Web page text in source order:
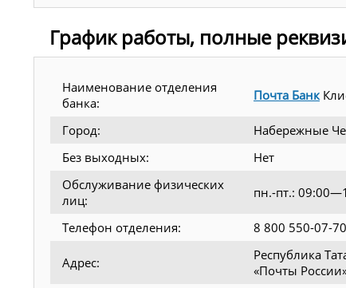
График работы, полные
Наименование отделения
банка:
Почта Банк
Город:
Набережные
Без выходных:
Нет
Обслуживание физических
лиц:
пн.-пт.:
Телефон отделения: 8 800 550-07-70
Адрес:
Республика
«Почты